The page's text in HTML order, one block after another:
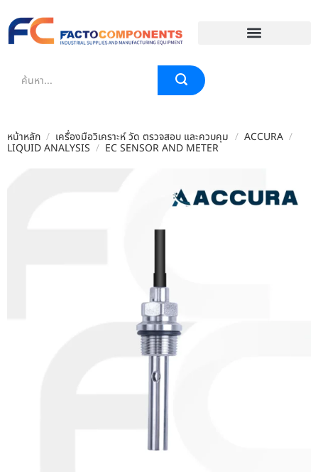
หน้าหลัก / เครื่องมือวิเคราะห์ วัด ตรวจสอบ และควบคุม / ACCURA /
LIQUID ANALYSIS / EC SENSOR AND METER